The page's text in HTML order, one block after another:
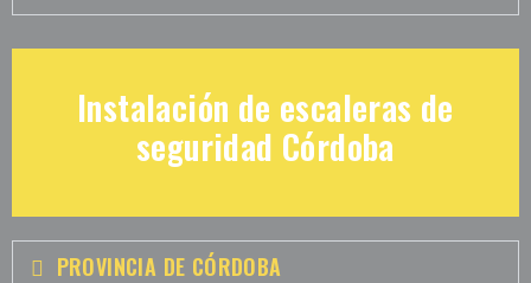
Instalación de escaleras de
seguridad Córdoba
PROVINCIA DE CÓRDOBA